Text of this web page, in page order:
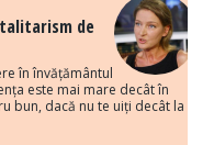
de
în învățământul
este mai mare decât în
bun, dacă nu te uiți decât la